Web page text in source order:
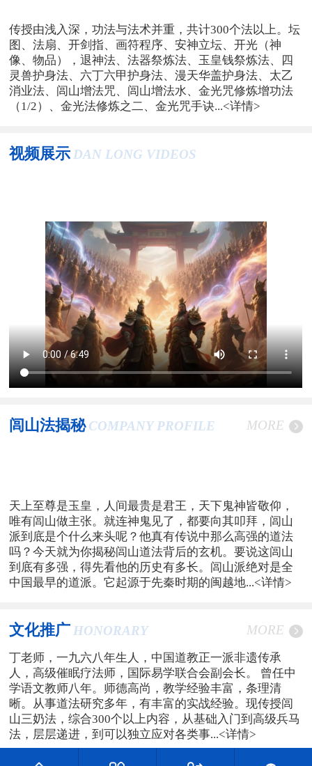
传授由浅入深，功法与法术并重，共计300个法以上。坛
图、法扇、开剑指、画符程序、安神立坛、开光（神
像、物品），退神法、法器祭炼法、玉皇钱祭炼法、四
灵兽护身法、六丁六甲护身法、漫天华盖护身法、太乙
消业法、闾山增法咒、闾山增法水、金光咒修炼增功法
（1/2）、金光法修炼之二、金光咒手诀...<详情>
视频展示 DAN LONG VIDEOS
闾山法揭秘 COMPANY PROFILE MORE
天上至尊是玉皇，人间最贵是君王，天下鬼神皆敬仰，
唯有闾山做主张。就连神鬼见了，都要向其叩拜，闾山
派到底是个什么来头呢？他真有传说中那么高强的道法
吗？今天就为你揭秘闾山道法背后的玄机。要说这闾山
到底有多强，得先看他的历史有多长。闾山派绝对是全
中国最早的道派。它起源于先秦时期的闽越地...<详情>
文化推广 HONORARY MORE
丁老师，一九六八年生人，中国道教正一派非遗传承
人，高级催眠疗法师，国际易学联合会副会长。 曾任中
学语文教师八年。师德高尚，教学经验丰富，条理清
晰。从事道法研究多年，有丰富的实战经验。现传授闾
山三奶法，综合300个以上内容，从基础入门到高级兵马
法，层层递进，到可以独立应对各类事...<详情>